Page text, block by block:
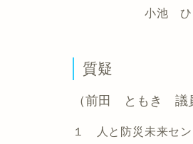
小池 ひろ
質疑
（前田 ともき 議
１ 人と防災未来セン